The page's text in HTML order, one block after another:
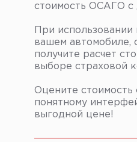
стоимость ОСАГО с
При
вашем автомобиле,
получите расчет
выборе страховой
Оцените стоимость
понятному
выгодной цене!